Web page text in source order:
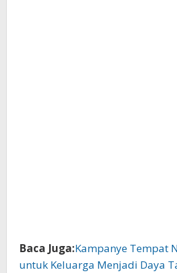
Baca Juga:Kampanye Tempat
untuk Keluarga Menjadi Daya